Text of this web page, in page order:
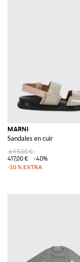
MARNI
Sandales en cuir
695,00 €
417,00 €
-40%